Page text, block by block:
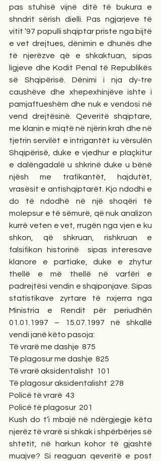
pas stuhisë vijnë ditë të bukura e
shndrit sërish dielli. Pas ngjarjeve të
vitit ’97 populli shqiptar priste nga bijtë
e vet drejtues, dënimin e dhunës dhe
të njerëzve që e shkaktuan, sipas
ligjeve dhe Kodit Penal të Republikës
së Shqipërisë. Dënimi i nja dy-tre
caushëve dhe xhepexhinjëve ishte i
pamjaftueshëm dhe nuk e vendosi në
vend drejtësinë. Qeveritë shqiptare,
me klanin e miqtë në njërin krah dhe në
tjetrin servilët e intrigantët iu vërsulën
Shqipërisë, duke e vjedhur e plaçkitur
e dalëngadalë u shkrinë duke u bënë
njësh me trafikantët, hajdutët,
vrasësit e antishqiptarët. Kjo ndodhi e
do të ndodhë në një shoqëri të
molepsur e të sëmurë, që nuk analizon
kurrë veten e vet, rrugën nga vjen e ku
shkon, që shkruan, rishkruan e
falsifikon historinë  sipas interesave
klanore e partiake, duke e zhytur
thellë e më thellë në varfëri e
padrejtësi vendin e shqiponjave. Sipas
statistikave zyrtare të nxjerra nga
Ministria e Rendit për periudhën
01.01.1997 – 15.07.1997 në shkallë
vendi janë këto pasoja:
Të vrarë me dashje  875
Të plagosur me dashje  825
Të vrarë aksidentalisht  101
Të plagosur aksidentalisht  278
Policë të vrarë  43
Policë të plagosur  201
Kush do t’i mbajë në ndërgjegje këta
njerëz të vrarë si shkak i shpërbërjes së
shtetit, në harkun kohor të gjashtë
muajve? Si reaguan qeveritë e post